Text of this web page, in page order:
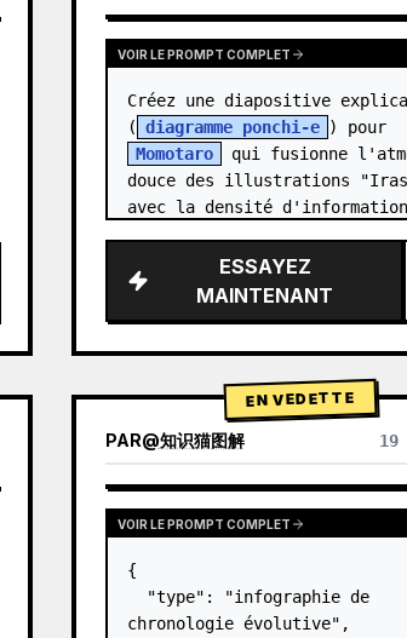
VOIR LE PROMPT COMPLET
Créez une diapositive
( diagramme ponchi-e
) pour
Momotaro
qui fusionne
douce des illustrations
avec la densité
ESSAYEZ
MAINTENANT
EN VEDETTE
PAR@知识猫图解 19
VOIR LE PROMPT COMPLET
{
  "type": "infographie de
chronologie évolutive",